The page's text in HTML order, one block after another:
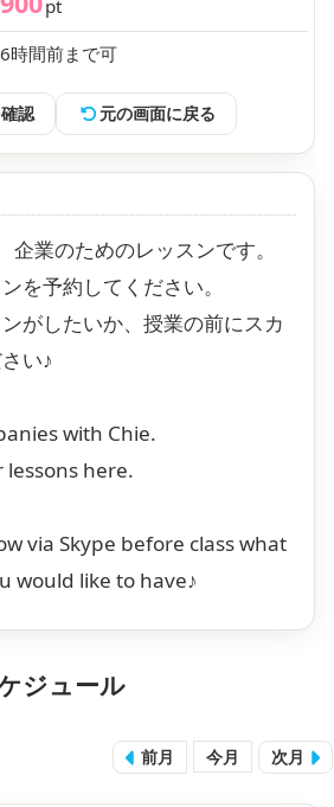
pt
6時間前まで可
認 元の画面に戻る
業のためのレッスンです。
を予約してください。
がしたいか、授業の前にスカ
い♪
with Chie.
lessons here.
via Skype before class what
would like to have♪
ジュール
前月 今月 次月